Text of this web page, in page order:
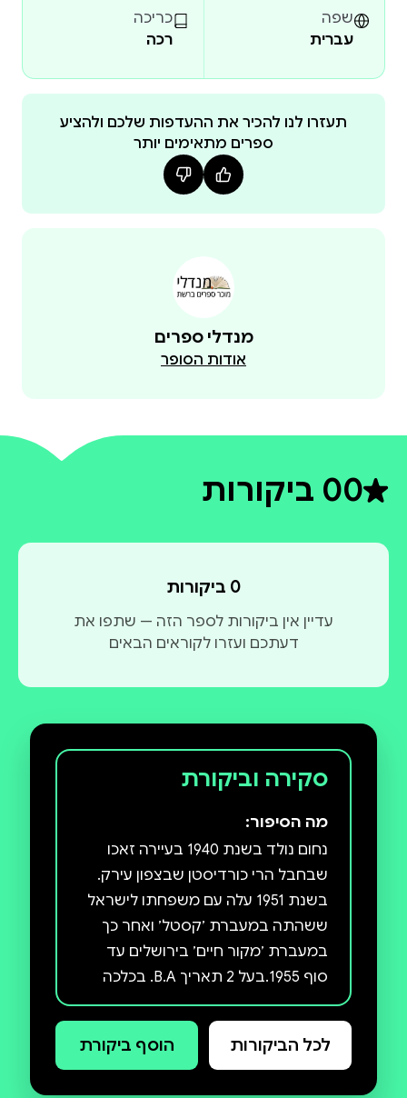
לחימת גדוד הטנקים 433 עליו פיקד נחום מתחילת
הלחימה ועד לקרב האחרון בה, מביא ממקור ראשון את
חווית המפקד שנקלע למצבים ודילמות בלתי
אנושיים.הגדוד ספק 138 נפגעים, 34 הרוגים, כל שדרת
הפיקוד נפגעה, 2 סמגד״ים נפצעו, 16 מפקדי פלוגות
התחלפו, מתוכם 12 נפגעו, אך דבר לא עצר את נחישות
הגדוד להמשיך ולהילחם עד לקרב האחרון והנוראי ביותר
במלחמת יוה״כ, הקרב על העיר סואץ. למרות המכה
האנושה שפגעה במחצית מלוחמי הגדוד, המשיכו
שפה
עברית
כריכה
רכה
תעזרו לנו להכיר את ההעדפות שלכם ולהציע
ספרים מתאימים יותר
מנדלי ספרים
אודות הסופר
0דירוג ממוצע 0 מתוך 5
0 ביקורות
0 ביקורות
עדיין אין ביקורות לספר הזה — שתפו את
דעתכם ועזרו לקוראים הבאים
סקירה וביקורת
מה הסיפור:
נחום נולד בשנת 1940 בעיירה זאכו
שבחבל הרי כורדיסטן שבצפון עירק.
בשנת 1951 עלה עם משפחתו לישראל
ששהתה במעברת ׳קסטל׳ ואחר כך
במעברת ׳מקור חיים׳ בירושלים עד
סוף 1955.בעל 2 תאריך B.A. בכלכה
ובמדעי המדינה באוניברסיטה
במדעי החברה ובמדע ואומנות הצבא
לכל הביקורות הוסף ביקורת